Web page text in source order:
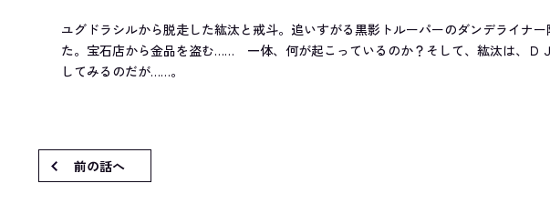
ユグドラシルから脱走した紘汰と戒斗。追いすがる黒影トルーパーのダンデライナ
た。宝石店から金品を盗む…… 一体、何が起こっているのか？そして、紘汰は、Ｄ
してみるのだが……。
前の話へ